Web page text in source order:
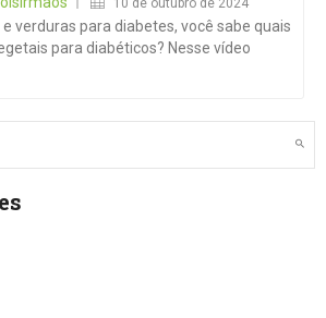
verduras para diabetes, você sabe quais
para diabéticos? Nesse vídeo